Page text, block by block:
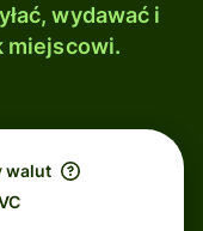
wydawać i
miejscowi.
walut